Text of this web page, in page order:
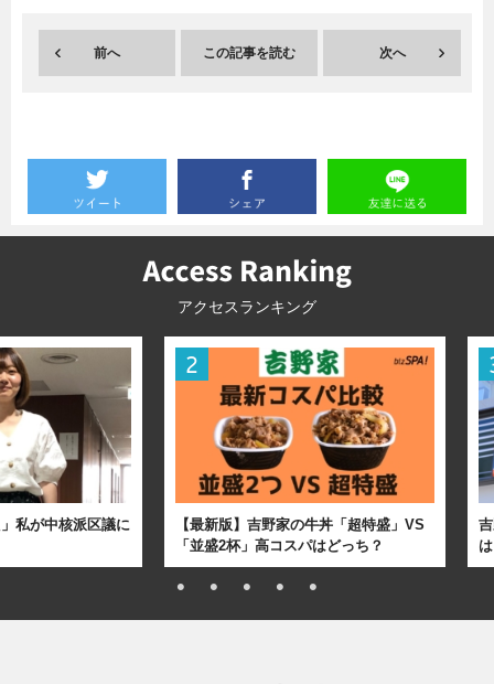
前へ この記事を読む 次へ
アクセスランキング
私が中核派区議に
【最新版】吉野家の牛丼「超特盛」VS
「並盛2杯」高コスパはどっち？